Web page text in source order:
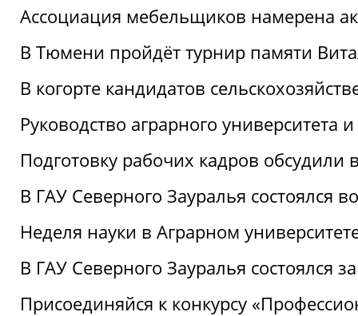
Ассоциация мебельщиков намерена
В Тюмени пройдёт турнир памяти
В когорте кандидатов
Руководство аграрного
Подготовку рабочих кадров
В ГАУ Северного Зауралья состоялся
Неделя науки в Аграрном
В ГАУ Северного Зауралья
Присоединяйся к конкурсу